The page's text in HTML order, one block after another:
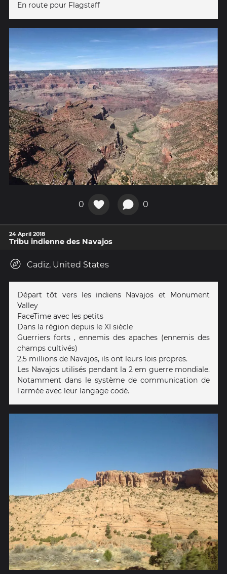
En route pour Flagstaff
0 0
24 April 2018
Tribu indienne des Navajos
Cadiz, United States
Départ tôt vers les indiens Navajos et Monument
Valley
FaceTime avec les petits
Dans la région depuis le XI siècle
Guerriers forts , ennemis des apaches (ennemis des
champs cultivés)
2,5 millions de Navajos, ils ont leurs lois propres.
Les Navajos utilisés pendant la 2 em guerre mondiale.
Notamment dans le système de communication de
l'armée avec leur langage codé.